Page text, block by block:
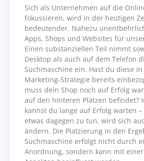
Sich als Unternehmen auf die
fokussieren, wird in der heutigen
bedeutender. Nahezu
Apps, Shops und Websites für
Einen substanziellen Teil nimmt
Desktop als auch auf dem Telefon
Suchmaschine ein. Hast du diese
Marketing-Strategie bereits
muss dein Shop noch auf Erfolg
auf den hinteren Plätzen befindet?
kannst du lange auf Erfolg warten
etwas dagegen zu tun, wird sich
ändern. Die Platzierung in den
Suchmaschine erfolgt nicht durch
Anordnung, sondern kann mit